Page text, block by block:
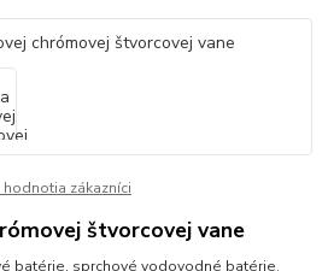
zákazníci
štvorcovej vane
batérie, sprchové vodovodné batérie.